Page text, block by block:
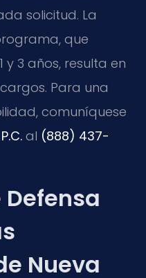
solicitud. La
que
3 años, resulta en
Para una
comuníquese
al (888) 437-
Nueva